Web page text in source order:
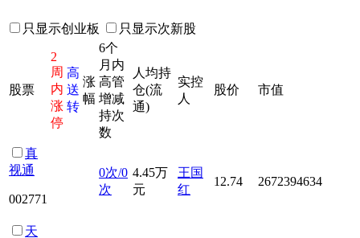
只显示创业板 只显示次新股
股票
2
周
内
涨
停
高
送
转
涨
幅
6个
月内
高管
增减
持次
数
人均持
仓(流
通)
实控
人
股价 市值
真
视通
002771
0次/0
次
4.45万
元
王国
红
12.74 2672394634
天